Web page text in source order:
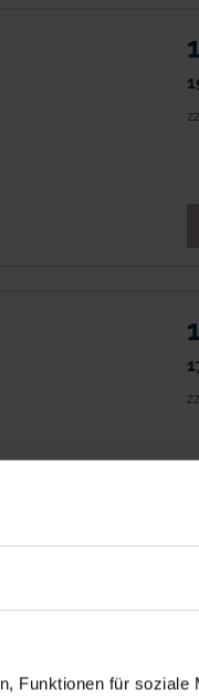
Funktionen für soziale